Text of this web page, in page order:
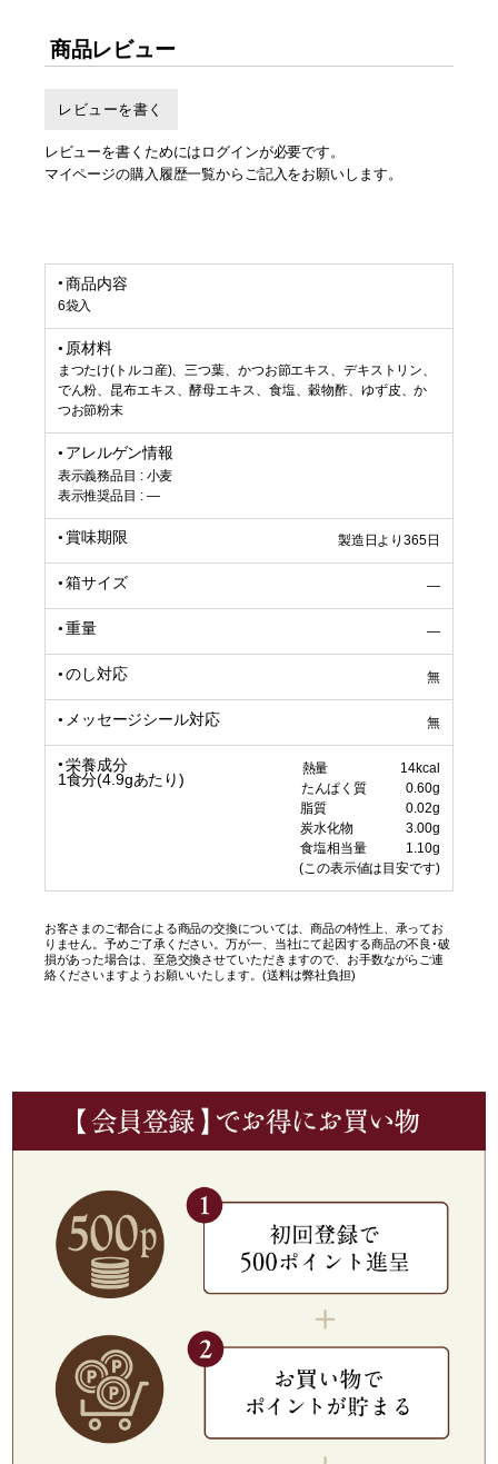
商品レビュー
レビューを書く
レビューを書くためにはログインが必要です。
マイページの購入履歴一覧からご記入をお願いします。
商品内容
6袋入
原材料
まつたけ(トルコ産)、三つ葉、かつお節エキス、デキストリン、
でん粉、昆布エキス、酵母エキス、食塩、穀物酢、ゆず皮、か
つお節粉末
アレルゲン情報
表示義務品目 : 小麦
表示推奨品目 : ―
賞味期限 製造日より365日
箱サイズ ―
重量 ―
のし対応 無
メッセージシール対応 無
栄養成分
1食分(4.9gあたり)
熱量 14kcal
たんぱく質 0.60g
脂質 0.02g
炭水化物 3.00g
食塩相当量 1.10g
(この表示値は目安です)
お客さまのご都合による商品の交換については、商品の特性上、承ってお
りません。予めご了承ください。万が一、当社にて起因する商品の不良･破
損があった場合は、至急交換させていただきますので、お手数ながらご連
絡くださいますようお願いいたします。(送料は弊社負担)